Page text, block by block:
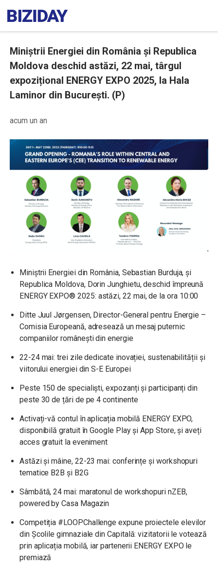
Miniștrii Energiei din România și Republica
Moldova deschid astăzi, 22 mai, târgul
expozițional ENERGY EXPO 2025, la Hala
Laminor din București. (P)
acum un an
Miniștrii Energiei din România, Sebastian Burduja, și
Republica Moldova, Dorin Junghietu, deschid împreună
ENERGY EXPO® 2025: astăzi, 22 mai, de la ora 10:00
Ditte Juul Jørgensen, Director-General pentru Energie –
Comisia Europeană, adresează un mesaj puternic
companiilor românești din energie
22-24 mai: trei zile dedicate inovației, sustenabilității și
viitorului energiei din S-E Europei
Peste 150 de specialiști, expozanți și participanți din
peste 30 de țări de pe 4 continente
Activați-vă contul în aplicația mobilă ENERGY EXPO,
disponibilă gratuit în Google Play și App Store, și aveți
acces gratuit la eveniment
Astăzi și mâine, 22-23 mai: conferințe și workshopuri
tematice B2B și B2G
Sâmbătă, 24 mai: maratonul de workshopuri nZEB,
powered by Casa Magazin
Competiția #LOOPChallenge expune proiectele elevilor
din Școlile gimnaziale din Capitală: vizitatorii le votează
prin aplicația mobilă, iar partenerii ENERGY EXPO le
premiază